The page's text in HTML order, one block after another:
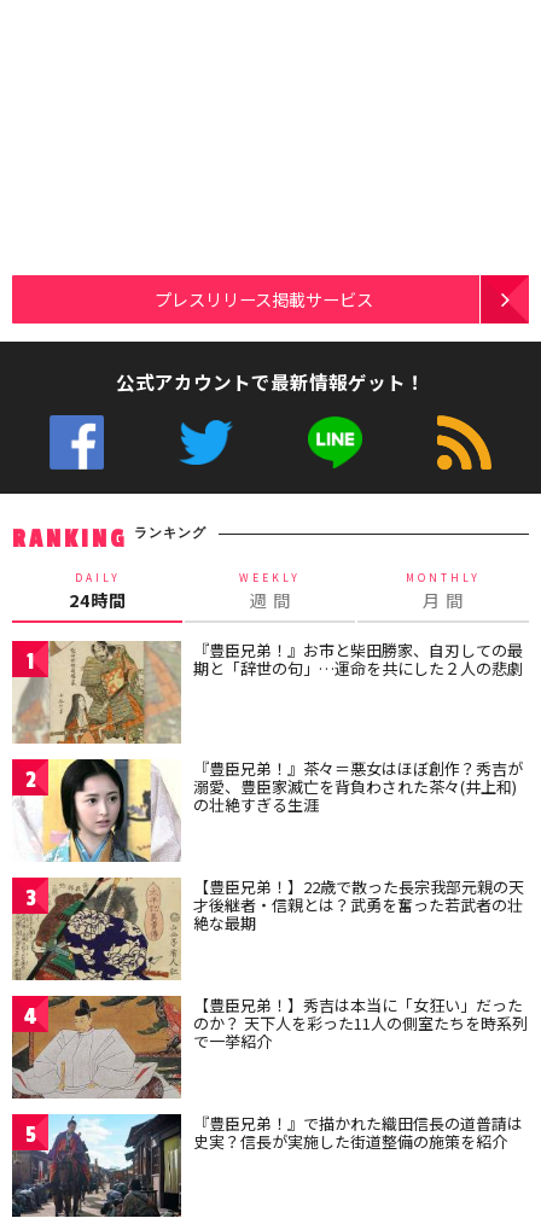
プレスリリース掲載サービス
公式アカウントで最新情報ゲット！
RANKING ランキング
DAILY
24時間
WEEKLY
週 間
MONTHLY
月 間
1 『豊臣兄弟！』お市と柴田勝家、自刃しての最
期と「辞世の句」…運命を共にした２人の悲劇
2 『豊臣兄弟！』茶々＝悪女はほぼ創作？秀吉が
溺愛、豊臣家滅亡を背負わされた茶々(井上和)
の壮絶すぎる生涯
3 【豊臣兄弟！】22歳で散った長宗我部元親の天
才後継者・信親とは？武勇を奮った若武者の壮
絶な最期
4 【豊臣兄弟！】秀吉は本当に「女狂い」だった
のか？ 天下人を彩った11人の側室たちを時系列
で一挙紹介
5 『豊臣兄弟！』で描かれた織田信長の道普請は
史実？信長が実施した街道整備の施策を紹介